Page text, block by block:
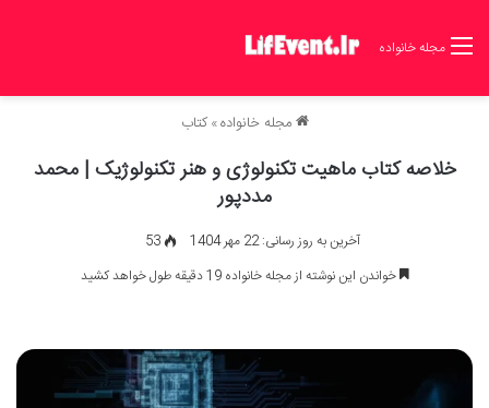
مجله خانواده
مجله خانواده» کتاب
خلاصه کتاب ماهیت تکنولوژی و هنر تکنولوژیک | محمد
مددپور
آخرین به روز رسانی: 22 مهر 1404
53
خواندن این نوشته از مجله خانواده 19 دقیقه طول خواهد کشید